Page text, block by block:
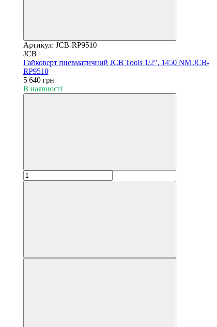
Артикул: JCB-RP9510
JCB
Гайковерт пневматичний JCB Tools 1/2", 1450 NM JCB-
RP9510
5 640 грн
В наявності